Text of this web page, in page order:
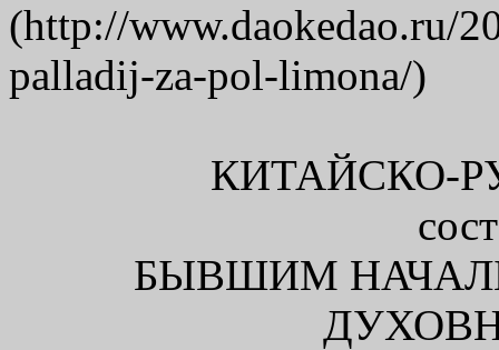
(http://www.daokedao.ru/
palladij-za-pol-limona/)
КИТАЙСКО-
БЫВШИМ